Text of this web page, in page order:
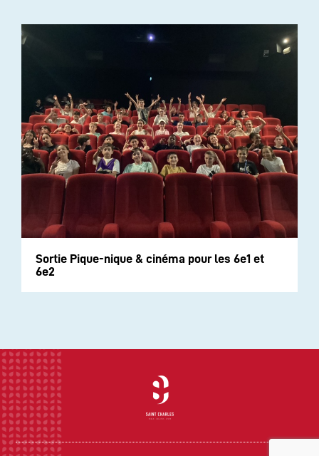
Sortie Pique-nique & cinéma pour les 6e1 et
6e2